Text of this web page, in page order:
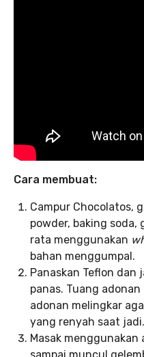
Cara membuat:
Campur Chocolatos,
powder, baking soda,
rata menggunakan
bahan menggumpal.
Panaskan Teflon dan
panas. Tuang
adonan melingkar
yang renyah saat jadi.
Masak